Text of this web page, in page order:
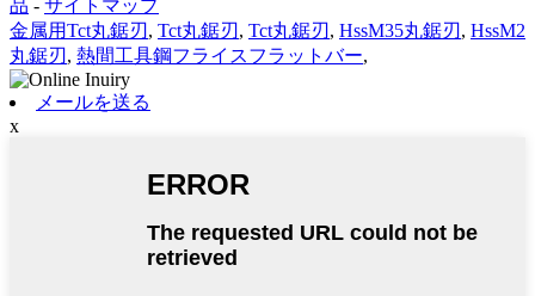
品 - サイトマップ
金属用Tct丸鋸刃 , Tct丸鋸刃 , Tct丸鋸刃 , HssM35丸鋸刃 , HssM2
丸鋸刃 , 熱間工具鋼フライスフラットバー,
メールを送る
x